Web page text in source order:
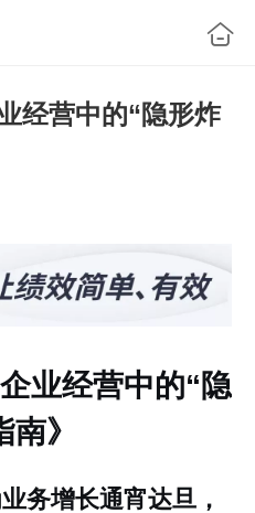
经营中的“隐形炸
业经营中的“隐
》
务增长通宵达旦，